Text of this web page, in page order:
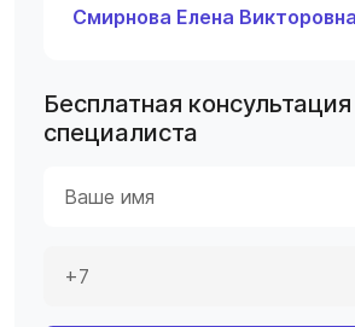
Смирнова Елена Викторовна
Бесплатная консультация
специалиста